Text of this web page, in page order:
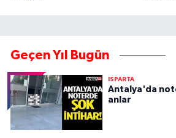
Geçen Yıl Bugün
ISPARTA
Antalya'da
anlar